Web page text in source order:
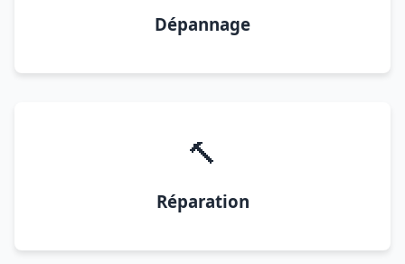
Dépannage
🔨
Réparation